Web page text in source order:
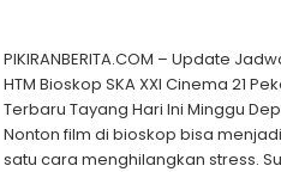
PIKIRANBERITA.COM – Update
HTM Bioskop SKA XXI Cinema 21
Terbaru Tayang Hari Ini Minggu
Nonton film di bioskop bisa
satu cara menghilangkan stress.